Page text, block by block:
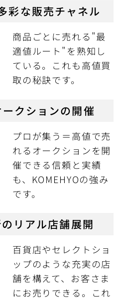
彩な販売チャネル
商品ごとに売れる"最
適値ルート"を熟知し
ている。これも高値買
取の秘訣です。
クションの開催
プロが集う＝高値で売
れるオークションを開
催できる信頼と実績
も、KOMEHYOの強み
です。
リアル店舗展開
百貨店やセレクトショ
ップのような充実の店
舗を構えて、お客さま
にお売りできる。これ